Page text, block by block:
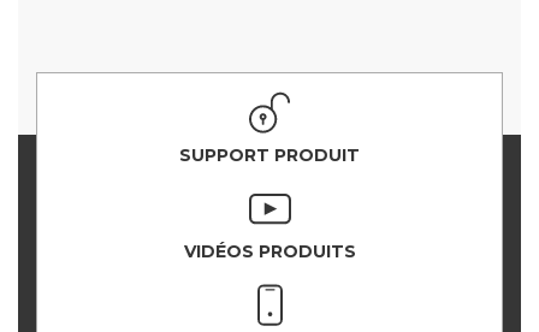
SUPPORT PRODUIT
VIDÉOS PRODUITS